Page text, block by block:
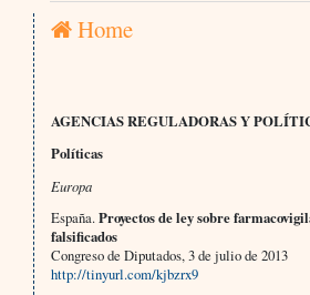
Home
AGENCIAS REGULADORAS Y
Políticas
Europa
España.Proyectos de ley sobre
falsificados
Congreso de Diputados, 3 de julio de 2013
http://tinyurl.com/kjbzrx9